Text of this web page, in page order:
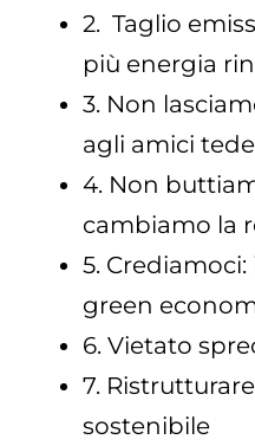
2. Taglio
più energia
3. Non
agli amici
4. Non
cambiamo la
5.
green
6. Vietato
7.
sostenibile